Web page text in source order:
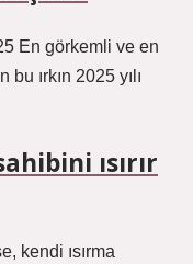
En görkemli ve en
ırkın 2025 yılı
ısırır
kendi ısırma